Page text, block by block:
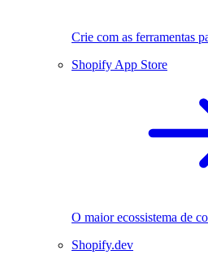
Crie com as ferramentas
Shopify App Store
O maior ecossistema de
Shopify.dev